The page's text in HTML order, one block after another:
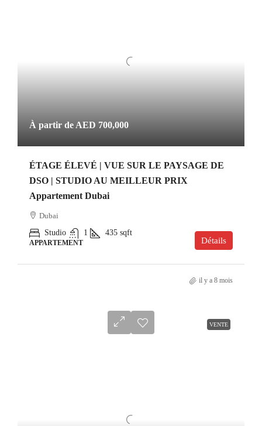
À partir de AED 700,000
ÉTAGE ÉLEVÉ | VUE SUR LE PAYSAGE DE
DSO | STUDIO AU MEILLEUR PRIX
Appartement Dubai
Dubai
Studio
1 435 sqft
APPARTEMENT Détails
il y a 8 mois
VENTE